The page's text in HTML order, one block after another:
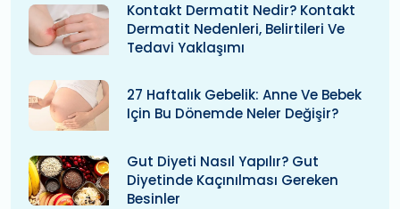
Kontakt Dermatit Nedir? Kontakt
Dermatit Nedenleri, Belirtileri Ve
Tedavi Yaklaşımı
27 Haftalık Gebelik: Anne Ve Bebek
Için Bu Dönemde Neler Değişir?
Gut Diyeti Nasıl Yapılır? Gut
Diyetinde Kaçınılması Gereken
Besinler